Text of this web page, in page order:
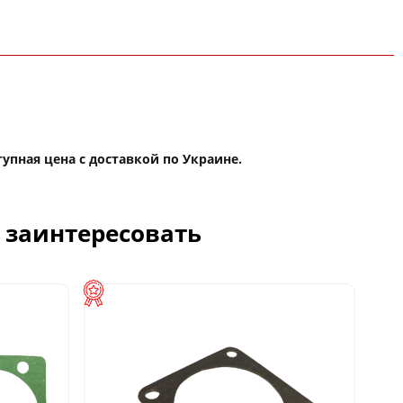
цена с доставкой по Украине.